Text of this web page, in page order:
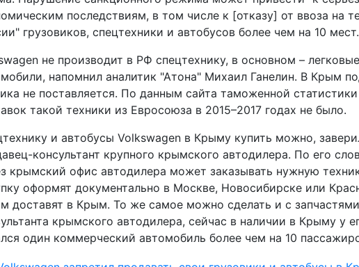
последствиям, в том числе к [отказу] от ввоза на
грузовиков, спецтехники и автобусов более чем на 10 мест.
не производит в РФ спецтехнику, в основном – легковые
напомнил аналитик "Атона" Михаил Ганелин. В Крым
не поставляется. По данным сайта таможенной
такой техники из Евросоюза в 2015–2017 годах не было.
и автобусы Volkswagen в Крыму купить можно,
консультант крупного крымского автодилера. По его
крымский офис автодилера может заказывать нужную
оформят документально в Москве, Новосибирске или
доставят в Крым. То же самое можно сделать и с
крымского автодилера, сейчас в наличии в Крыму у
один коммерческий автомобиль более чем на 10